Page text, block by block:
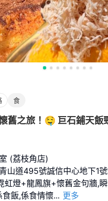
食
舊之旅！🤤 巨石鋪天飯
(荔枝角店)
山道495號誠信中心地下1
虹燈+龍鳳旗+懷舊金句牆,
食飯,係食情懷... 更多